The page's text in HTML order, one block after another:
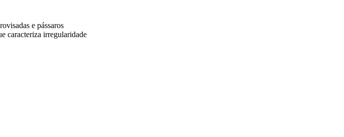
e pássaros
caracteriza irregularidade